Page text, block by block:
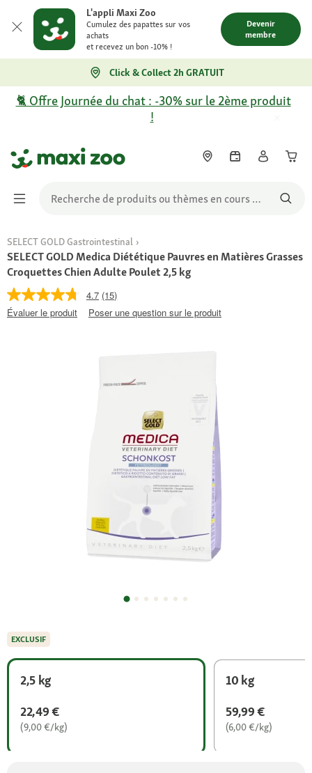
L'appli Maxi Zoo
Cumulez des papattes sur vos
achats
et recevez un bon -10% !
Devenir
membre
Click & Collect 2h GRATUIT
🐈 Offre Journée du chat : -30% sur le 2ème produit
!
SELECT GOLD Gastrointestinal
SELECT GOLD Medica Diététique Pauvres en Matières Grasses
Croquettes Chien Adulte Poulet 2,5 kg
4.7 (15)
Évaluer le produit
Poser une question sur le produit
2,5 kg
22,49 €
(9,00 €/kg)
10 kg
59,99 €
(6,00 €/kg)
EXCLUSIF